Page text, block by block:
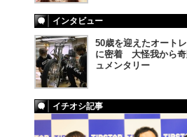
インタビュー
50歳を迎えたオート
に密着 大怪我から奇
ュメンタリー
イチオシ記事